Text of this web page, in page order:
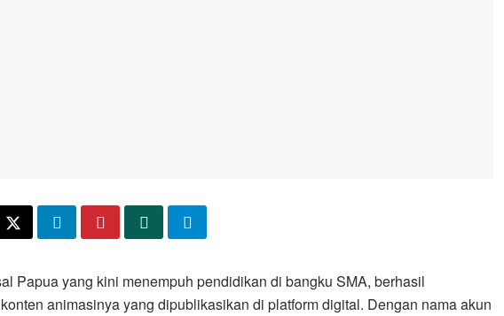
Papua yang kini menempuh pendidikan di bangku SMA, berhasil
animasinya yang dipublikasikan di platform digital. Dengan nama akun